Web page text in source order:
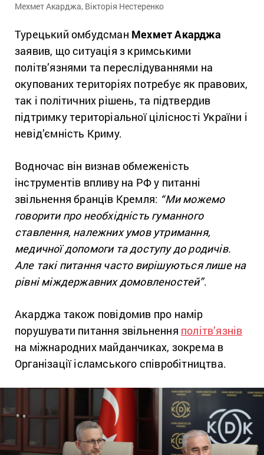
Мехмет Акарджа, Вікторія Нестеренко
Турецький омбудсман Мехмет Акарджа
заявив, що ситуація з кримськими
політв’язнями та переслідуваннями на
окупованих територіях потребує як правових,
так і політичних рішень, та підтвердив
підтримку територіальної цілісності України і
невід’ємність Криму.
Водночас він визнав обмеженість
інструментів впливу на РФ у питанні
звільнення бранців Кремля: “Ми можемо
говорити про необхідність гуманного
ставлення, належних умов утримання,
медичної допомоги та доступу до родичів.
Але такі питання часто вирішуються лише на
рівні міждержавних домовленостей”.
Акарджа також повідомив про намір
порушувати питання звільнення політв’язнів
на міжнародних майданчиках, зокрема в
Організації ісламського співробітництва.